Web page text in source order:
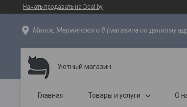
Начать продавать на Deal.by
Минск, Мержинского 8 (магазина по данному
Уютный магазин
Главная Товары и услуги О